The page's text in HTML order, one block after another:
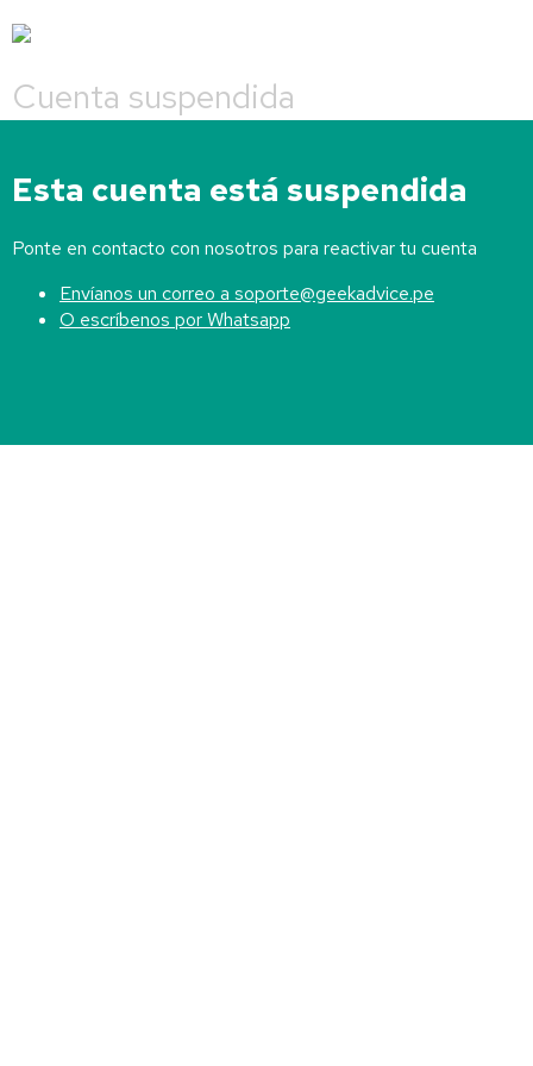
Cuenta suspendida
Esta cuenta está suspendida
Ponte en contacto con nosotros para reactivar tu cuenta
Envíanos un correo a soporte@geekadvice.pe
O escríbenos por Whatsapp